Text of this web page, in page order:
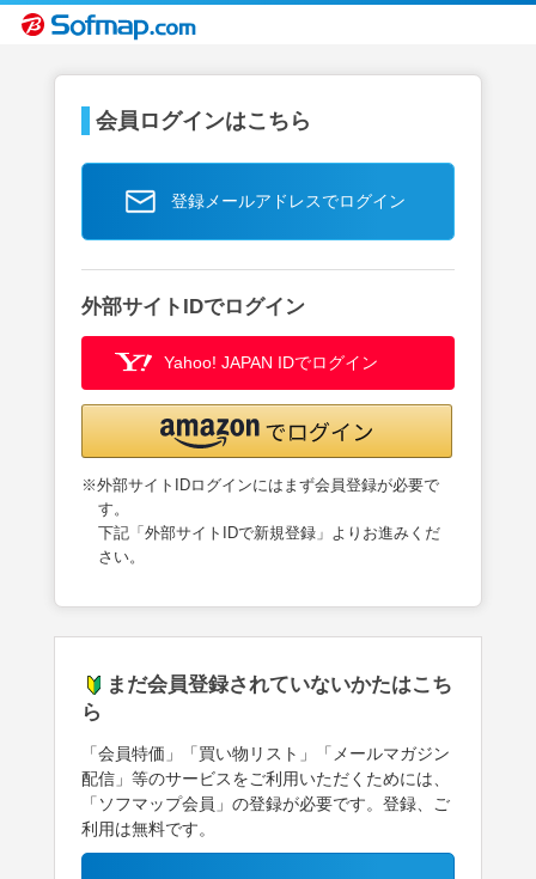
会員ログインはこちら
登録メールアドレスでログイン
外部サイトIDでログイン
Yahoo! JAPAN IDでログイン
※外部サイトIDログインにはまず会員登録が必要で
す。
下記「外部サイトIDで新規登録」よりお進みくだ
さい。
まだ会員登録されていないかたはこち
ら
「会員特価」「買い物リスト」「メールマガジン
配信」等のサービスをご利用いただくためには、
「ソフマップ会員」の登録が必要です。登録、ご
利用は無料です。